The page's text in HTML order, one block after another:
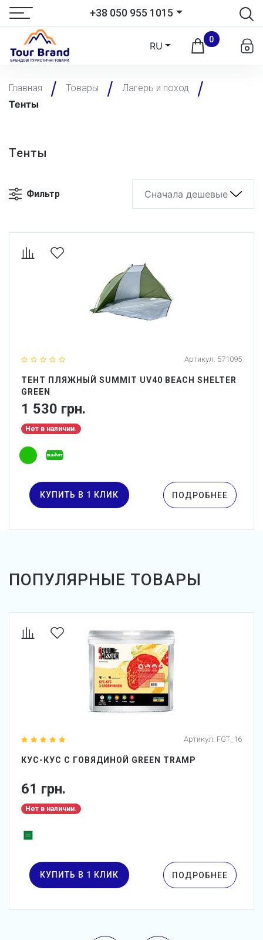
+38 050 955 1015
RU
0
Главная Товары Лагерь и поход
Тенты
Тенты
Фильтр Сначала дешевые
Артикул: 571095
ТЕНТ ПЛЯЖНЫЙ SUMMIT UV40 BEACH SHELTER
GREEN
1 530 грн.
Нет в наличии.
КУПИТЬ В 1 КЛИК ПОДРОБНЕЕ
ПОПУЛЯРНЫЕ ТОВАРЫ
Артикул: FGT_16
КУС-КУС С ГОВЯДИНОЙ GREEN TRAMP
61 грн.
Нет в наличии.
КУПИТЬ В 1 КЛИК ПОДРОБНЕЕ